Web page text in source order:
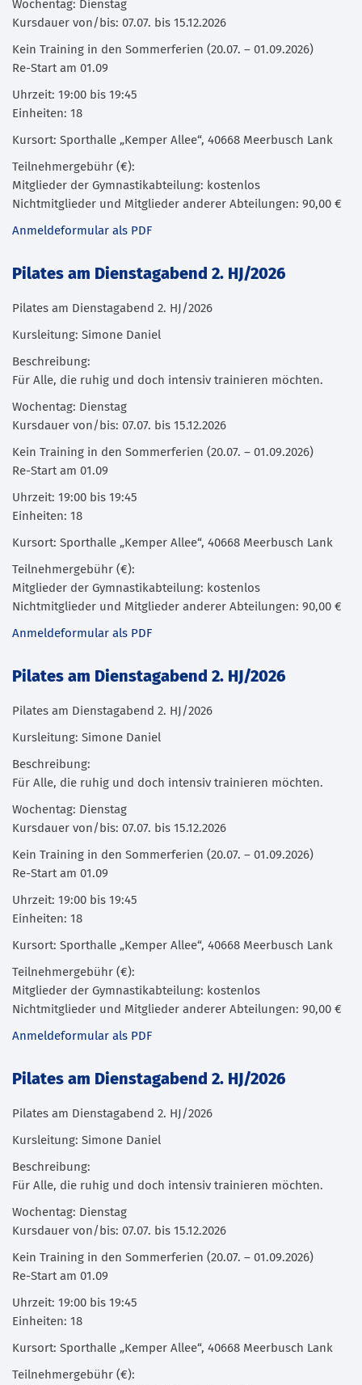
Wochentag: Dienstag
Kursdauer von/bis: 07.07. bis 15.12.2026
Kein Training in den Sommerferien (20.07. – 01.09.2026)
Re-Start am 01.09
Uhrzeit: 19:00 bis 19:45
Einheiten: 18
Kursort: Sporthalle „Kemper Allee“, 40668 Meerbusch Lank
Teilnehmergebühr (€):
Mitglieder der Gymnastikabteilung: kostenlos
Nichtmitglieder und Mitglieder anderer Abteilungen: 90,00 €
Anmeldeformular als PDF
Pilates am Dienstagabend 2. HJ/2026
Pilates am Dienstagabend 2. HJ/2026
Kursleitung: Simone Daniel
Beschreibung:
Für Alle, die ruhig und doch intensiv trainieren möchten.
Wochentag: Dienstag
Kursdauer von/bis: 07.07. bis 15.12.2026
Kein Training in den Sommerferien (20.07. – 01.09.2026)
Re-Start am 01.09
Uhrzeit: 19:00 bis 19:45
Einheiten: 18
Kursort: Sporthalle „Kemper Allee“, 40668 Meerbusch Lank
Teilnehmergebühr (€):
Mitglieder der Gymnastikabteilung: kostenlos
Nichtmitglieder und Mitglieder anderer Abteilungen: 90,00 €
Anmeldeformular als PDF
Pilates am Dienstagabend 2. HJ/2026
Pilates am Dienstagabend 2. HJ/2026
Kursleitung: Simone Daniel
Beschreibung:
Für Alle, die ruhig und doch intensiv trainieren möchten.
Wochentag: Dienstag
Kursdauer von/bis: 07.07. bis 15.12.2026
Kein Training in den Sommerferien (20.07. – 01.09.2026)
Re-Start am 01.09
Uhrzeit: 19:00 bis 19:45
Einheiten: 18
Kursort: Sporthalle „Kemper Allee“, 40668 Meerbusch Lank
Teilnehmergebühr (€):
Mitglieder der Gymnastikabteilung: kostenlos
Nichtmitglieder und Mitglieder anderer Abteilungen: 90,00 €
Anmeldeformular als PDF
Pilates am Dienstagabend 2. HJ/2026
Pilates am Dienstagabend 2. HJ/2026
Kursleitung: Simone Daniel
Beschreibung:
Für Alle, die ruhig und doch intensiv trainieren möchten.
Wochentag: Dienstag
Kursdauer von/bis: 07.07. bis 15.12.2026
Kein Training in den Sommerferien (20.07. – 01.09.2026)
Re-Start am 01.09
Uhrzeit: 19:00 bis 19:45
Einheiten: 18
Kursort: Sporthalle „Kemper Allee“, 40668 Meerbusch Lank
Teilnehmergebühr (€):